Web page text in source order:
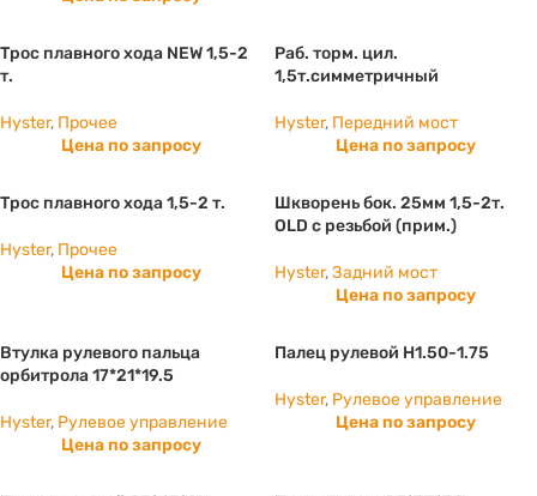
Трос плавного хода NEW 1,5-2
т.
Hyster, Прочее
Цена по запросу
Раб. торм. цил.
1,5т.симметричный
Hyster, Передний мост
Цена по запросу
Трос плавного хода 1,5-2 т.
Hyster, Прочее
Цена по запросу
Шкворень бок. 25мм 1,5-2т.
OLD с резьбой (прим.)
Hyster,Задний мост
Цена по запросу
Втулка рулевого пальца
орбитрола 17*21*19.5
Hyster, Рулевое управление
Цена по запросу
Палец рулевой H1.50-1.75
Hyster, Рулевое управление
Цена по запросу